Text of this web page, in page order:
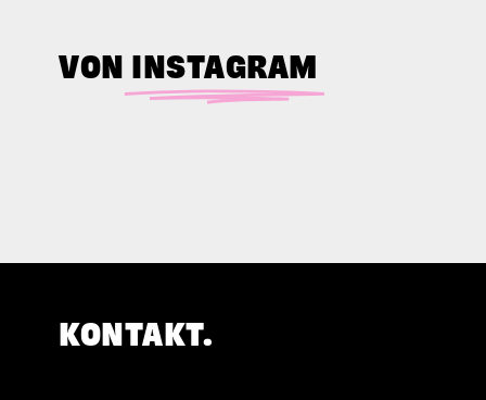
VON INSTAGRAM
KONTAKT.